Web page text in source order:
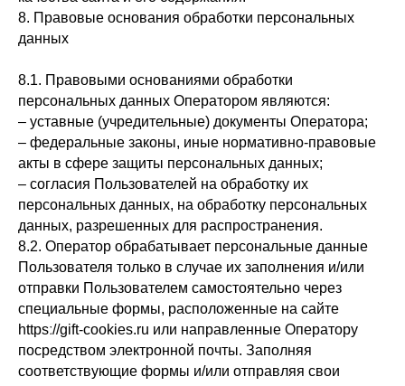
8. Правовые основания обработки персональных
данных
8.1. Правовыми основаниями обработки
персональных данных Оператором являются:
– уставные (учредительные) документы Оператора;
– федеральные законы, иные нормативно-правовые
акты в сфере защиты персональных данных;
– согласия Пользователей на обработку их
персональных данных, на обработку персональных
данных, разрешенных для распространения.
8.2. Оператор обрабатывает персональные данные
Пользователя только в случае их заполнения и/или
отправки Пользователем самостоятельно через
специальные формы, расположенные на сайте
httpsː//gift-cookies.ru или направленные Оператору
посредством электронной почты. Заполняя
соответствующие формы и/или отправляя свои